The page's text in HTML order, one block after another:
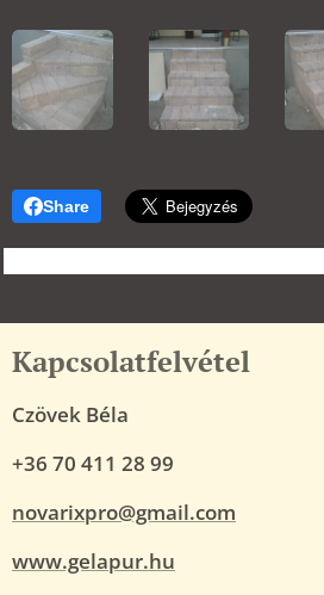
Share
Kapcsolatfelvétel
Czövek Béla
+36 70 411 28 99
novarixpro@gmail.com
www.gelapur.hu